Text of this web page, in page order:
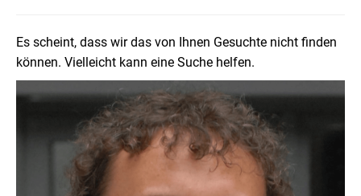
Es scheint, dass wir das von Ihnen Gesuchte nicht finden
können. Vielleicht kann eine Suche helfen.